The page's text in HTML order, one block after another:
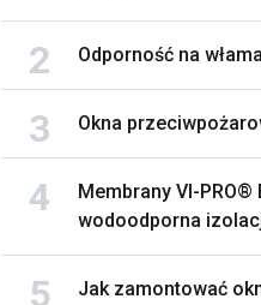
Odporność na
Okna
Membrany VI-PRO®
wodoodporna
Jak zamontować